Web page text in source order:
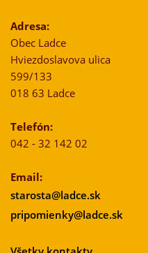
Adresa:
Obec Ladce
Hviezdoslavova ulica
599/133
018 63 Ladce
Telefón:
042 - 32 142 02
Email:
starosta@ladce.sk
pripomienky@ladce.sk